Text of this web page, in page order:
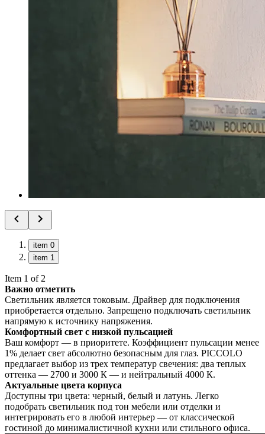
item 0
item 1
Item 1 of 2
Важно отметить
Светильник является токовым. Драйвер для подключения
приобретается отдельно. Запрещено подключать светильник
напрямую к источнику напряжения.
Комфортный свет с низкой пульсацией
Ваш комфорт — в приоритете. Коэффициент пульсации менее
1% делает свет абсолютно безопасным для глаз. PICCOLO
предлагает выбор из трех температур свечения: два теплых
оттенка — 2700 и 3000 К — и нейтральный 4000 К.
Актуальные цвета корпуса
Доступны три цвета: черный, белый и латунь. Легко
подобрать светильник под тон мебели или отделки и
интегрировать его в любой интерьер — от классической
гостиной до минималистичной кухни или стильного офиса.